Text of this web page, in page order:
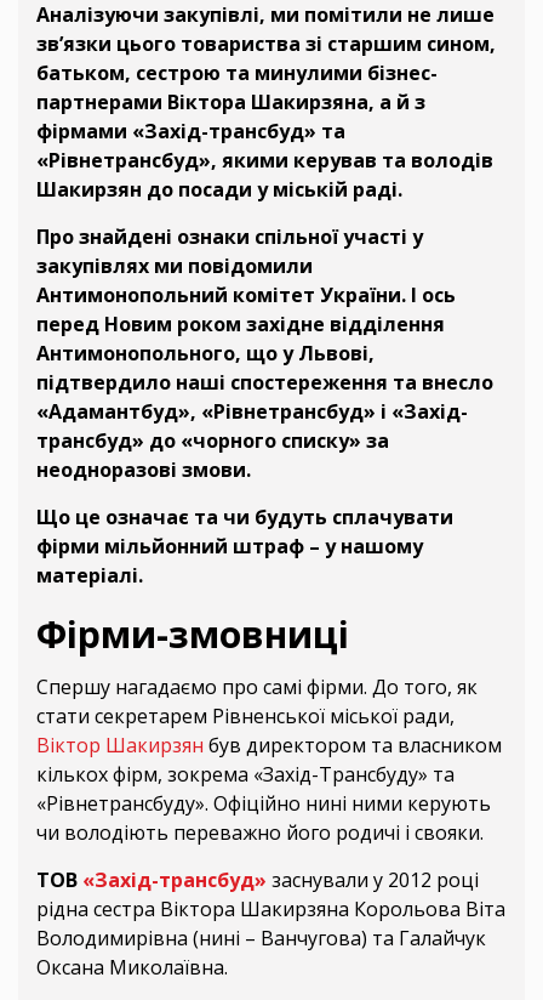
Аналізуючи закупівлі, ми помітили не лише
зв’язки цього товариства зі старшим сином,
батьком, сестрою та минулими бізнес-
партнерами Віктора Шакирзяна, а й з
фірмами «Захід-трансбуд» та
«Рівнетрансбуд», якими керував та володів
Шакирзян до посади у міській раді.
Про знайдені ознаки спільної участі у
закупівлях ми повідомили
Антимонопольний комітет України. І ось
перед Новим роком західне відділення
Антимонопольного, що у Львові,
підтвердило наші спостереження та внесло
«Адамантбуд», «Рівнетрансбуд» і «Захід-
трансбуд» до «чорного списку» за
неодноразові змови.
Що це означає та чи будуть сплачувати
фірми мільйонний штраф – у нашому
матеріалі.
Фірми-змовниці
Спершу нагадаємо про самі фірми. До того, як
стати секретарем Рівненської міської ради,
Віктор Шакирзян був директором та власником
кількох фірм, зокрема «Захід-Трансбуду» та
«Рівнетрансбуду». Офіційно нині ними керують
чи володіють переважно його родичі і свояки.
ТОВ «Захід-трансбуд» заснували у 2012 році
рідна сестра Віктора Шакирзяна Корольова Віта
Володимирівна (нині – Ванчугова) та Галайчук
Оксана Миколаївна.